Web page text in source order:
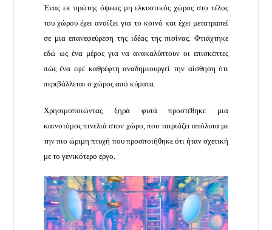
Ένας εκ πρώτης όψεως μη ελκυστικός χώρος στο τέλος
του χώρου έχει ανοίξει για το κοινό και έχει μετατραπεί
σε μια επανεφεύρεση της ιδέας της πισίνας. Φτιάχτηκε
εδώ ως ένα μέρος για να ανακαλύπτουν οι επισκέπτες
πώς ένα εφέ καθρέφτη αναδημιουργεί την αίσθηση ότι
περιβάλλεται ο χώρος από κύματα.
Χρησιμοποιώντας ξηρά φυτά προστέθηκε μια
καινοτόμος πινελιά στον χώρο, που ταιριάζει απόλυτα με
την πιο ώριμη πτυχή που προσποιήθηκε ότι ήταν σχετική
με το γενικότερο έργο.